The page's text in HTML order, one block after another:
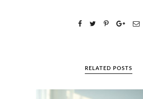
RELATED POSTS